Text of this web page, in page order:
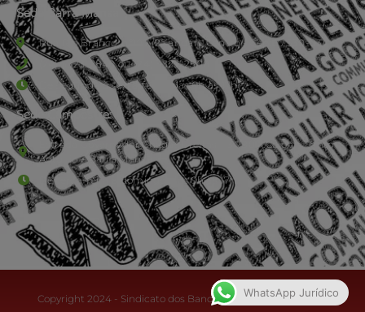
Sede Barra Mansa
Rua Rio Branco, nº107 (2º andar), Centro - Cep: 27.330-030
(24) 3323-2848 ou (24) 3323-2500
De segunda à sexta-feira , das 9h às 17h.
Sede Campestre:
Estrada Governador Chagas Freitas – 3.780 – Colônia Santo
Antônio – Barra Mansa
De terça-feira a domingo, das 9h às 17h
Copyright 2024 - Sindicato dos Bancários do Sul Fluminense
WhatsApp Jurídico